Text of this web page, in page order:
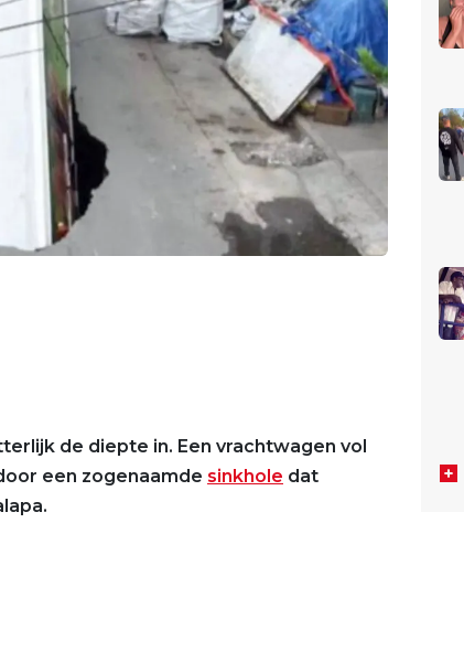
de diepte in. Een vrachtwagen vol
een zogenaamde sinkhole dat